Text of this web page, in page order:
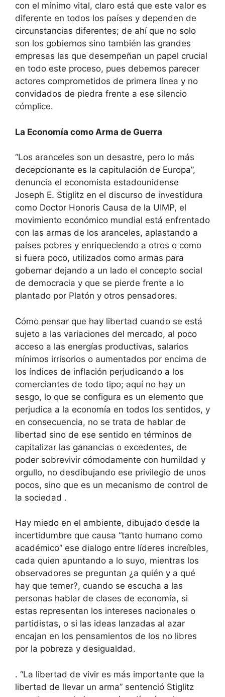
con el mínimo vital, claro está que este valor es
diferente en todos los países y dependen de
circunstancias diferentes; de ahí que no solo
son los gobiernos sino también las grandes
empresas las que desempeñan un papel crucial
en todo este proceso, pues debemos parecer
actores comprometidos de primera línea y no
convidados de piedra frente a ese silencio
cómplice.
La Economía como Arma de Guerra
“Los aranceles son un desastre, pero lo más
decepcionante es la capitulación de Europa”,
denuncia el economista estadounidense
Joseph E. Stiglitz en el discurso de investidura
como Doctor Honoris Causa de la UIMP, el
movimiento económico mundial está enfrentado
con las armas de los aranceles, aplastando a
países pobres y enriqueciendo a otros o como
si fuera poco, utilizados como armas para
gobernar dejando a un lado el concepto social
de democracia y que se pierde frente a lo
plantado por Platón y otros pensadores.
Cómo pensar que hay libertad cuando se está
sujeto a las variaciones del mercado, al poco
acceso a las energías productivas, salarios
mínimos irrisorios o aumentados por encima de
los índices de inflación perjudicando a los
comerciantes de todo tipo; aquí no hay un
sesgo, lo que se configura es un elemento que
perjudica a la economía en todos los sentidos, y
en consecuencia, no se trata de hablar de
libertad sino de ese sentido en términos de
capitalizar las ganancias o excedentes, de
poder sobrevivir cómodamente con humildad y
orgullo, no desdibujando ese privilegio de unos
pocos, sino que es un mecanismo de control de
la sociedad .
Hay miedo en el ambiente, dibujado desde la
incertidumbre que causa “tanto humano como
académico” ese dialogo entre líderes increíbles,
cada quien apuntando a lo suyo, mientras los
observadores se preguntan ¿a quién y a qué
hay que temer?, cuando se escucha a las
personas hablar de clases de economía, si
estas representan los intereses nacionales o
partidistas, o si las ideas lanzadas al azar
encajan en los pensamientos de los no libres
por la pobreza y desigualdad.
. “La libertad de vivir es más importante que la
libertad de llevar un arma” sentenció Stiglitz